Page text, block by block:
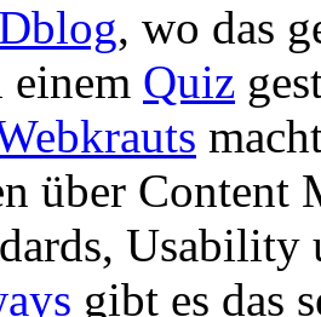
, wo das
einem Quiz
über Content
gibt es das